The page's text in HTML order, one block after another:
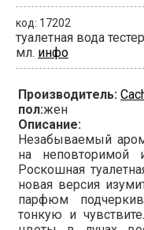
код: 17202
туалетная вода
мл. инфо
Производитель:
пол:жен
Описание:
Незабываемый
на неповторимой
Роскошная
новая версия
парфюм
тонкую и